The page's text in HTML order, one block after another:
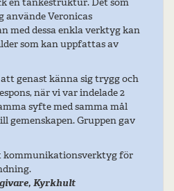
en tankestruktur. Det som
använde Veronicas
med dessa enkla verktyg kan
som kan uppfattas av
genast känna sig trygg och
när vi var indelade 2
syfte med samma mål
gemenskapen. Gruppen gav
kommunikationsverktyg för
Kyrkhult